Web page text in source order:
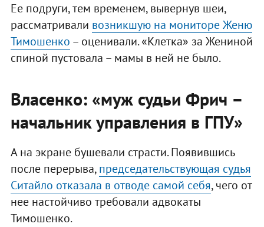
Ее подруги, тем временем, вывернув шеи,
рассматривали возникшую на мониторе Женю
Тимошенко – оценивали. «Клетка» за Жениной
спиной пустовала – мамы в ней не было.
Власенко: «муж судьи Фрич –
начальник управления в ГПУ»
А на экране бушевали страсти. Появившись
после перерыва,председательствующая судья
Ситайло отказала в отводе самой себя, чего от
нее настойчиво требовали адвокаты
Тимошенко.